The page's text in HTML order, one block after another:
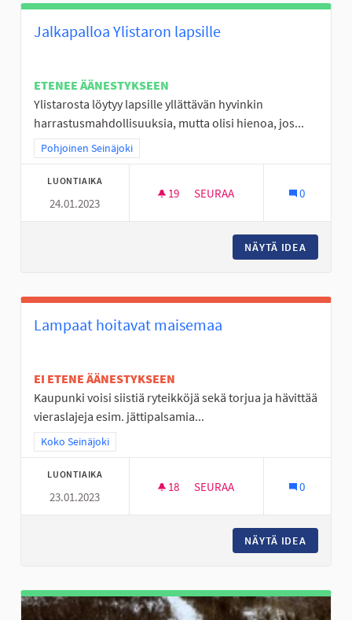
Jalkapalloa Ylistaron lapsille
ETENEE ÄÄNESTYKSEEN
Ylistarosta löytyy lapsille yllättävän hyvinkin
harrastusmahdollisuuksia, mutta olisi hienoa, jos...
Rajaa tulokset teeman mukaan: Pohjoinen Seinäjoki
Pohjoinen Seinäjoki
LUONTIAIKA
24.01.2023
19 19 SEURAAJAA
SEURAA 0
NÄYTÄ IDEA
Lampaat hoitavat maisemaa
EI ETENE ÄÄNESTYKSEEN
Kaupunki voisi siistiä ryteikköjä sekä torjua ja hävittää
vieraslajeja esim. jättipalsamia...
Rajaa tulokset teeman mukaan: Koko Seinäjoki
Koko Seinäjoki
LUONTIAIKA
23.01.2023
18 18 SEURAAJAA
SEURAA 0
NÄYTÄ IDEA